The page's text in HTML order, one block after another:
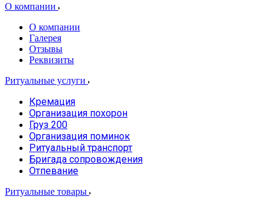
О компании
О компании
Галерея
Отзывы
Реквизиты
Ритуальные услуги
Кремация
Организация похорон
Груз 200
Организация поминок
Ритуальный транспорт
Бригада сопровождения
Отпевание
Ритуальные товары